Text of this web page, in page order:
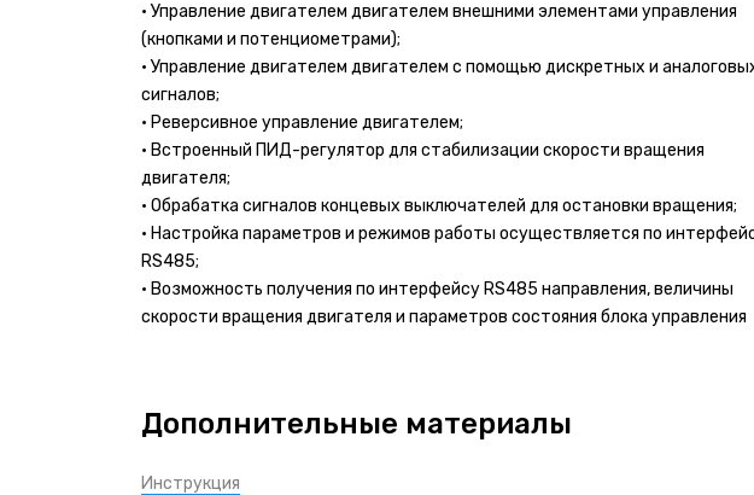
• Управление двигателем двигателем внешними элементами управления
(кнопками и потенциометрами);
• Управление двигателем двигателем с помощью дискретных и
сигналов;
• Реверсивное управление двигателем;
• Встроенный ПИД-регулятор для стабилизации скорости вращения
двигателя;
• Обрабатка сигналов концевых выключателей для остановки вращения;
• Настройка параметров и режимов работы осуществляется по
RS485;
• Возможность получения по интерфейсу RS485 направления, величины
скорости вращения двигателя и параметров состояния блока управления
Дополнительные материалы
Инструкция